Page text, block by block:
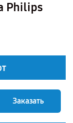
Philips
Заказать